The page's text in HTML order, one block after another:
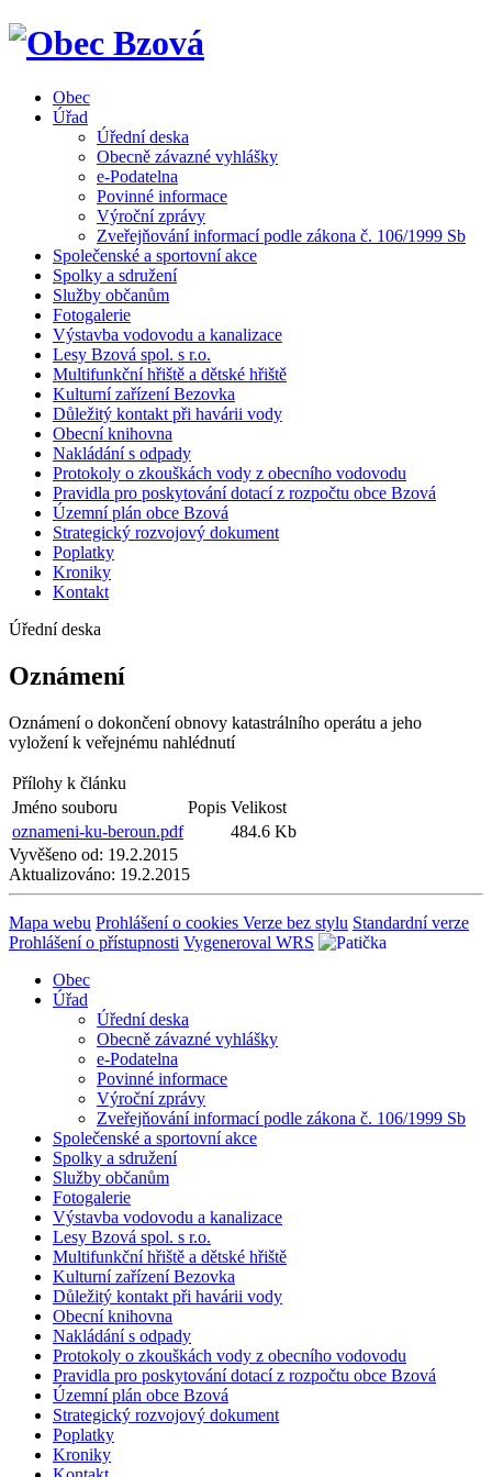
Obec
Úřad
Úřední deska
Obecně závazné vyhlášky
e-Podatelna
Povinné informace
Výroční zprávy
Zveřejňování informací podle zákona č. 106/1999 Sb
Společenské a sportovní akce
Spolky a sdružení
Služby občanům
Fotogalerie
Výstavba vodovodu a kanalizace
Lesy Bzová spol. s r.o.
Multifunkční hřiště a dětské hřiště
Kulturní zařízení Bezovka
Důležitý kontakt při havárii vody
Obecní knihovna
Nakládání s odpady
Protokoly o zkouškách vody z obecního vodovodu
Pravidla pro poskytování dotací z rozpočtu obce Bzová
Územní plán obce Bzová
Strategický rozvojový dokument
Poplatky
Kroniky
Kontakt
Úřední deska
Oznámení
Oznámení o dokončení obnovy katastrálního operátu a jeho
vyložení k veřejnému nahlédnutí
Přílohy k článku
Jméno souboru
Popis Velikost
oznameni-ku-beroun.pdf
484.6 Kb
Vyvěšeno od: 19.2.2015
Aktualizováno: 19.2.2015
Mapa webu Prohlášení o cookies Verze bez stylu Standardní verze
Prohlášení o přístupnosti Vygeneroval WRS
Obec
Úřad
Úřední deska
Obecně závazné vyhlášky
e-Podatelna
Povinné informace
Výroční zprávy
Zveřejňování informací podle zákona č. 106/1999 Sb
Společenské a sportovní akce
Spolky a sdružení
Služby občanům
Fotogalerie
Výstavba vodovodu a kanalizace
Lesy Bzová spol. s r.o.
Multifunkční hřiště a dětské hřiště
Kulturní zařízení Bezovka
Důležitý kontakt při havárii vody
Obecní knihovna
Nakládání s odpady
Protokoly o zkouškách vody z obecního vodovodu
Pravidla pro poskytování dotací z rozpočtu obce Bzová
Územní plán obce Bzová
Strategický rozvojový dokument
Poplatky
Kroniky